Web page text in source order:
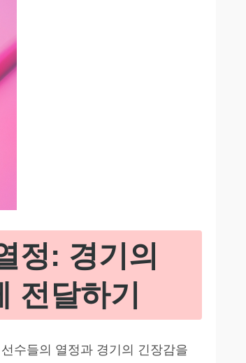
정: 경기의
전달하기
수들의 열정과 경기의 긴장감을